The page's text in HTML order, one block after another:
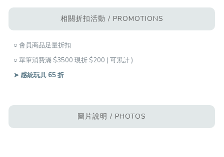
相關折扣活動 / PROMOTIONS
○ 會員商品足量折扣
○ 單筆消費滿 $3500 現折 $200 ( 可累計 )
➤ 感統玩具 65 折
圖片說明 / PHOTOS